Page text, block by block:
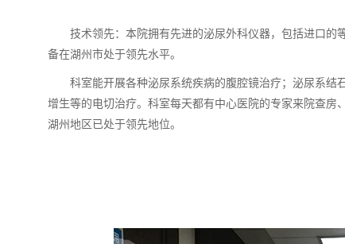
技术领先： 本院拥有先进的泌尿外科仪器，包括进口的
备在湖州市处于领先水平。
科室能开展各种泌尿系统疾病的腹腔镜治疗；泌尿系
增生等的电切治疗。科室每天都有中心医院的专家来院查
湖州地区已处于领先地位。